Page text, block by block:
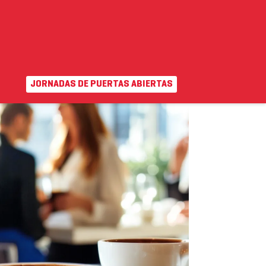
Campus virtual EN|VA
JORNADAS DE PUERTAS ABIERTAS